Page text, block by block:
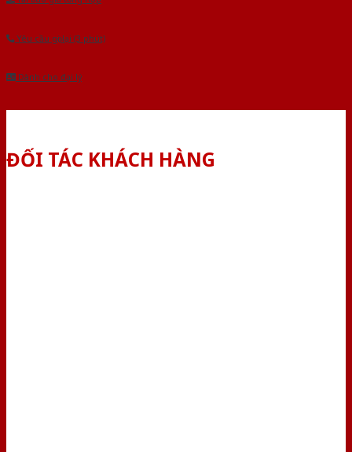
Yêu cầu gọi lại (3 phút)
Dành cho đại lý
ĐỐI TÁC KHÁCH HÀNG